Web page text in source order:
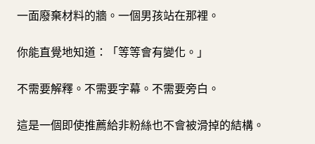
一面廢棄材料的牆。一個男孩站在那裡。
你能直覺地知道：「等等會有變化。」
不需要解釋。不需要字幕。不需要旁白。
這是一個即使推薦給非粉絲也不會被滑掉的結構。